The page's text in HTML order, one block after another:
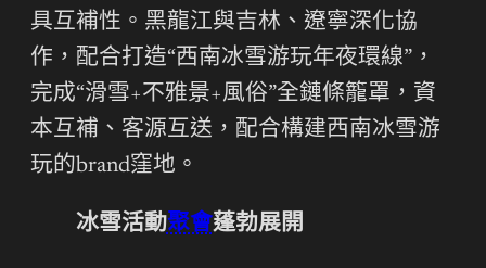
具互補性。黑龍江與吉林、遼寧深化協
作，配合打造“西南冰雪游玩年夜環線”，
完成“滑雪+不雅景+風俗”全鏈條籠罩，資
本互補、客源互送，配合構建西南冰雪游
玩的brand窪地。
冰雪活動聚會蓬勃展開